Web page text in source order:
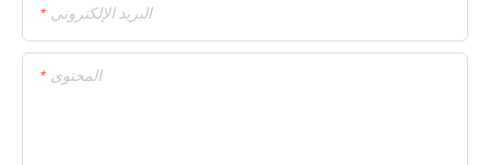
البريد الإلكتروني
المحتوى